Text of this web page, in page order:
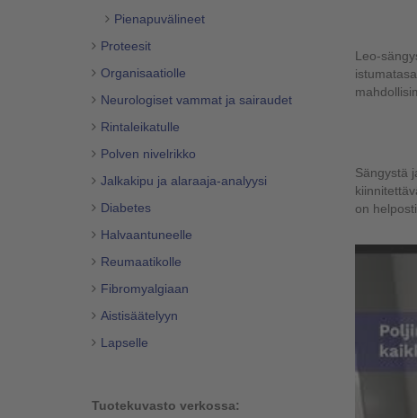
Pienapuvälineet
Proteesit
Organisaatiolle
Neurologiset vammat ja sairaudet
Rintaleikatulle
Polven nivelrikko
Jalkakipu ja alaraaja-analyysi
Diabetes
Halvaantuneelle
Reumaatikolle
Fibromyalgiaan
Aistisäätelyyn
Lapselle
Tuotekuvasto verkossa:
Leo-
Sängystä
on